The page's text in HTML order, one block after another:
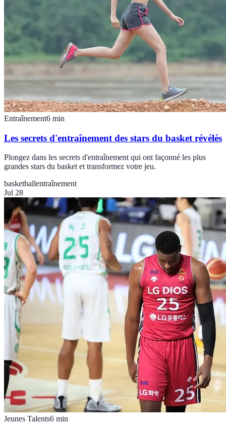
Entraînement6 min
Les secrets d'entraînement des stars du basket révélés
Plongez dans les secrets d'entraînement qui ont façonné les plus
grandes stars du basket et transformez votre jeu.
basketballentraînement
Jul 28
Jeunes Talents6 min